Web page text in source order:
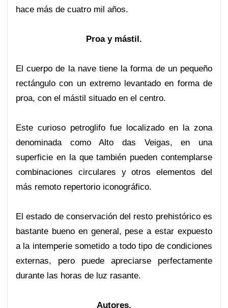
hace más de cuatro mil años.
Proa y mástil.
El cuerpo de la nave tiene la forma de un pequeño
rectángulo con un extremo levantado en forma de
proa, con el mástil situado en el centro.
Este curioso petroglifo fue localizado en la zona
denominada como Alto das Veigas, en una
superficie en la que también pueden contemplarse
combinaciones circulares y otros elementos del
más remoto repertorio iconográfico.
El estado de conservación del resto prehistórico es
bastante bueno en general, pese a estar expuesto
a la intemperie sometido a todo tipo de condiciones
externas, pero puede apreciarse perfectamente
durante las horas de luz rasante.
Autores.